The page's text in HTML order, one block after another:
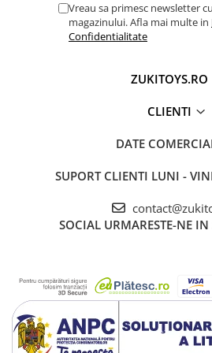
Vreau sa primesc newsletter
magazinului. Afla mai multe in
Confidentialitate
ZUKITOYS.RO
CLIENTI
DATE
SUPORT CLIENTI LUNI -
SOCIAL URMARESTE-NE